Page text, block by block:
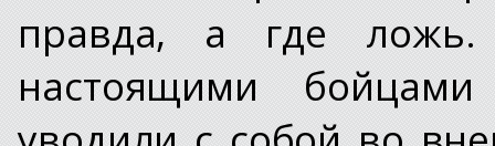
правда, а где
настоящими